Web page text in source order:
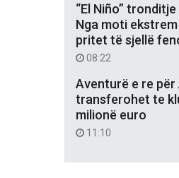
“El Niño”
Nga moti
pritet të sjellë
08:22
Aventurë e re për
transferohet te
milionë euro
11:10